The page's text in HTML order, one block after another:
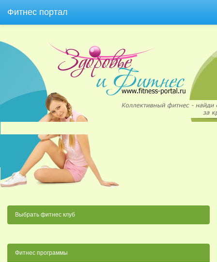
Фитнес портал
Выбрать фитнес клуб
Фитнес программы